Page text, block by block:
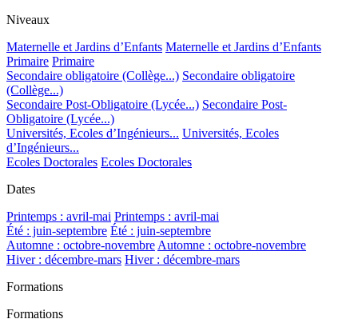
Niveaux
Maternelle et Jardins d’Enfants Maternelle et Jardins d’Enfants
Primaire Primaire
Secondaire obligatoire (Collège...) Secondaire obligatoire
(Collège...)
Secondaire Post-Obligatoire (Lycée...) Secondaire Post-
Obligatoire (Lycée...)
Universités, Ecoles d’Ingénieurs... Universités, Ecoles
d’Ingénieurs...
Ecoles Doctorales Ecoles Doctorales
Dates
Printemps : avril-mai Printemps : avril-mai
Été : juin-septembre Été : juin-septembre
Automne : octobre-novembre Automne : octobre-novembre
Hiver : décembre-mars Hiver : décembre-mars
Formations
Formations